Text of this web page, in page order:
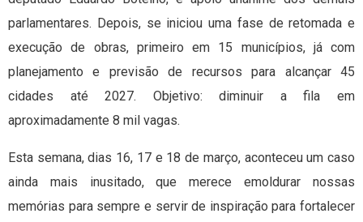
parlamentares. Depois, se iniciou uma fase de retomada e
execução de obras, primeiro em 15 municípios, já com
planejamento e previsão de recursos para alcançar 45
cidades até 2027. Objetivo: diminuir a fila em
aproximadamente 8 mil vagas.
Esta semana, dias 16, 17 e 18 de março, aconteceu um caso
ainda mais inusitado, que merece emoldurar nossas
memórias para sempre e servir de inspiração para fortalecer